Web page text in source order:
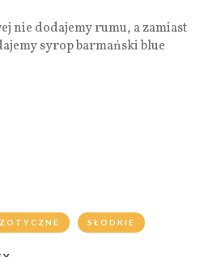
nie dodajemy rumu, a zamiast
syrop barmański blue
SŁODKIE